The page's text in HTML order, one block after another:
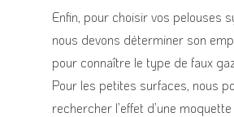
Enfin, pour choisir vos pelouses
nous devons déterminer son
pour connaître le type de faux
Pour les petites surfaces, nous
rechercher l’effet d’une